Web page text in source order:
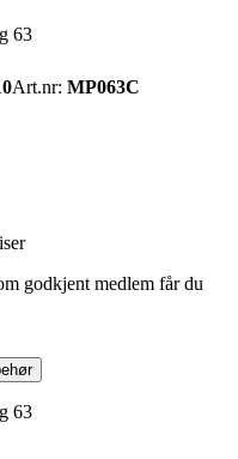
63
Art.nr: MP063C
godkjent medlem får du
63